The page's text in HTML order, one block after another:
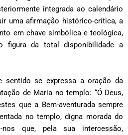
integrada ao calendário
uma afirmação histórico-crítica, a
em chave simbólica e teológica,
figura da total disponibilidade a
sentido se expressa a oração da
de Maria no templo: “Ó Deus,
que a Bem-aventurada sempre
no templo, digna morada do
nos que, pela sua intercessão,